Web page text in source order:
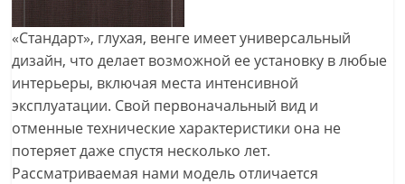
«Стандарт», глухая, венге имеет универсальный
дизайн, что делает возможной ее установку в любые
интерьеры, включая места интенсивной
эксплуатации. Свой первоначальный вид и
отменные технические характеристики она не
потеряет даже спустя несколько лет.
Рассматриваемая нами модель отличается